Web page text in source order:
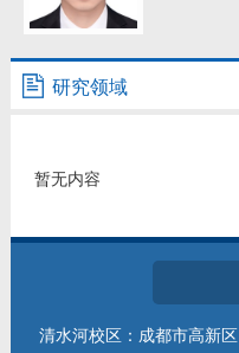
研究领域
暂无内容
清水河校区：成都市高新